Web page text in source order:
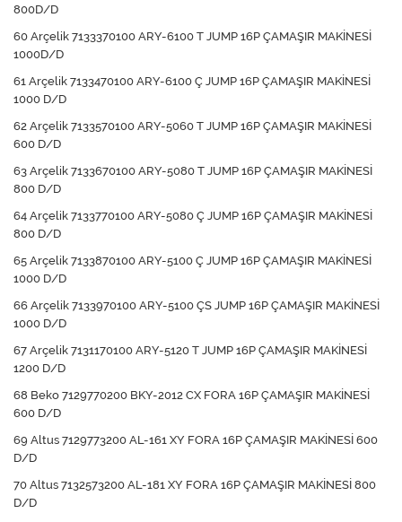
800D/D
60 Arçelik 7133370100 ARY-6100 T JUMP 16P ÇAMAŞIR MAKİNESİ
1000D/D
61 Arçelik 7133470100 ARY-6100 Ç JUMP 16P ÇAMAŞIR MAKİNESİ
1000 D/D
62 Arçelik 7133570100 ARY-5060 T JUMP 16P ÇAMAŞIR MAKİNESİ
600 D/D
63 Arçelik 7133670100 ARY-5080 T JUMP 16P ÇAMAŞIR MAKİNESİ
800 D/D
64 Arçelik 7133770100 ARY-5080 Ç JUMP 16P ÇAMAŞIR MAKİNESİ
800 D/D
65 Arçelik 7133870100 ARY-5100 Ç JUMP 16P ÇAMAŞIR MAKİNESİ
1000 D/D
66 Arçelik 7133970100 ARY-5100 ÇS JUMP 16P ÇAMAŞIR MAKİNESİ
1000 D/D
67 Arçelik 7131170100 ARY-5120 T JUMP 16P ÇAMAŞIR MAKİNESİ
1200 D/D
68 Beko 7129770200 BKY-2012 CX FORA 16P ÇAMAŞIR MAKİNESİ
600 D/D
69 Altus 7129773200 AL-161 XY FORA 16P ÇAMAŞIR MAKİNESİ 600
D/D
70 Altus 7132573200 AL-181 XY FORA 16P ÇAMAŞIR MAKİNESİ 800
D/D